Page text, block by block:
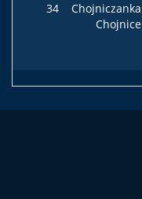
34
Chojniczanka
Chojnice